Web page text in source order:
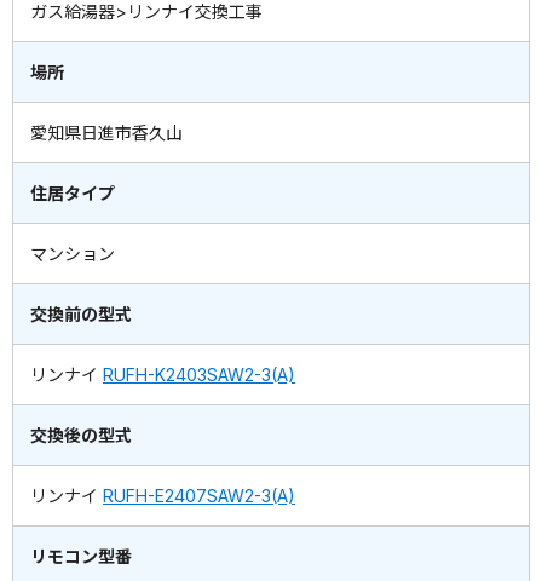
ガス給湯器>リンナイ交換工事
場所
愛知県日進市香久山
住居タイプ
マンション
交換前の型式
リンナイ RUFH-K2403SAW2-3(A)
交換後の型式
リンナイ RUFH-E2407SAW2-3(A)
リモコン型番